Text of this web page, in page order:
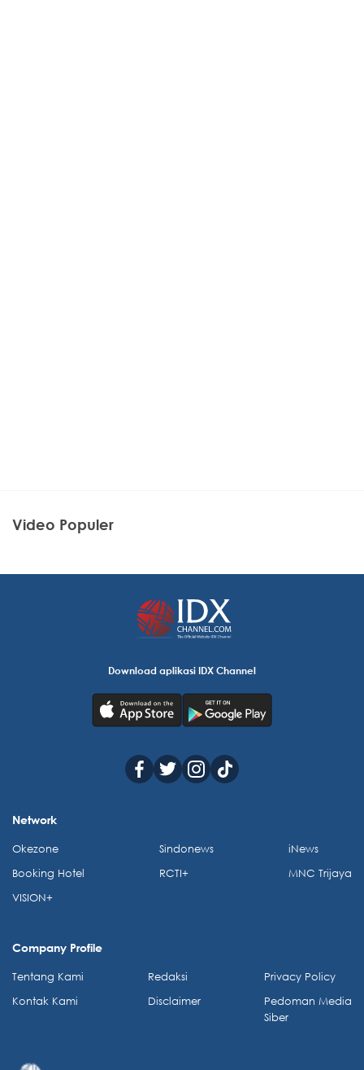
Video Populer
Download aplikasi IDX Channel
Network
Okezone
Booking Hotel
VISION+
Sindonews
RCTI+
iNews
MNC Trijaya
Company Profile
Tentang Kami
Kontak Kami
Redaksi
Disclaimer
Privacy Policy
Pedoman Media
Siber